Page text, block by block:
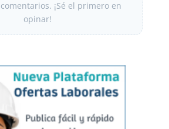
¡Sé el primero en
opinar!